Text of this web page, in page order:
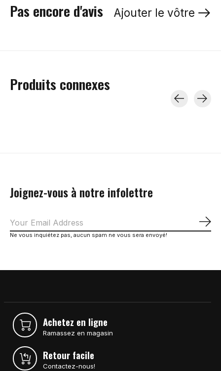
Pas encore d'avis Ajouter le vôtre
Produits connexes
Joignez-vous à notre infolettre
Ne vous inquiétez pas, aucun spam ne vous sera envoyé!
Achetez en ligne
Ramassez en magasin
Retour facile
Contactez-nous!